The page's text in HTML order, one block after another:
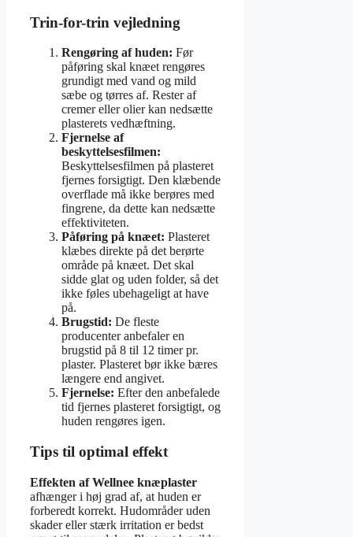
Trin-for-trin vejledning
Rengøring af huden: Før
påføring skal knæet rengøres
grundigt med vand og mild
sæbe og tørres af. Rester af
cremer eller olier kan nedsætte
plasterets vedhæftning.
Fjernelse af
beskyttelsesfilmen:
Beskyttelsesfilmen på plasteret
fjernes forsigtigt. Den klæbende
overflade må ikke berøres med
fingrene, da dette kan nedsætte
effektiviteten.
Påføring på knæet: Plasteret
klæbes direkte på det berørte
område på knæet. Det skal
sidde glat og uden folder, så det
ikke føles ubehageligt at have
på.
Brugstid: De fleste
producenter anbefaler en
brugstid på 8 til 12 timer pr.
plaster. Plasteret bør ikke bæres
længere end angivet.
Fjernelse: Efter den anbefalede
tid fjernes plasteret forsigtigt, og
huden rengøres igen.
Tips til optimal effekt
Effekten af Wellnee knæplaster
afhænger i høj grad af, at huden er
forberedt korrekt. Hudområder uden
skader eller stærk irritation er bedst